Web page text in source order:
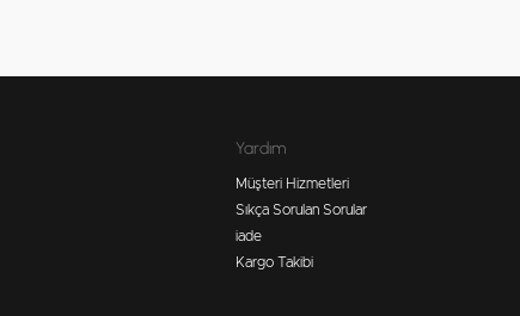
Yardım
Müşteri Hizmetleri
Sıkça Sorulan Sorular
iade
Kargo Takibi